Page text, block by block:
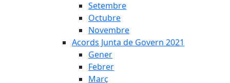
Setembre
Octubre
Novembre
Acords Junta de Govern 2021
Gener
Febrer
Març